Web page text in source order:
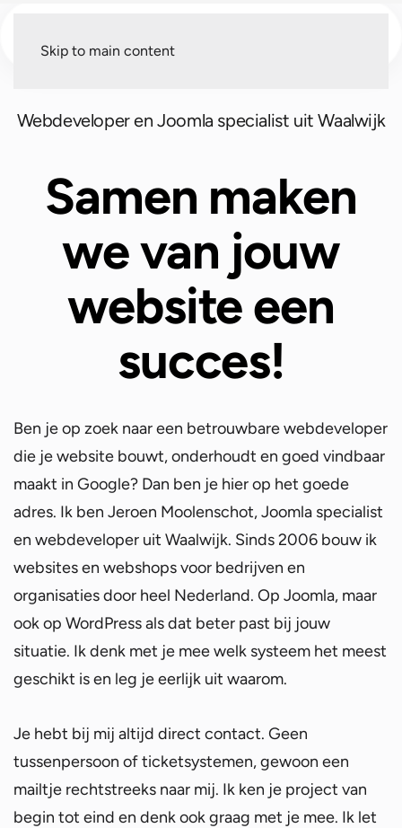
Skip to main content
Webdeveloper en Joomla specialist uit Waalwijk
Samen maken
we van jouw
website een
succes!
Ben je op zoek naar een betrouwbare webdeveloper
die je website bouwt, onderhoudt en goed vindbaar
maakt in Google? Dan ben je hier op het goede
adres. Ik ben Jeroen Moolenschot, Joomla specialist
en webdeveloper uit Waalwijk. Sinds 2006 bouw ik
websites en webshops voor bedrijven en
organisaties door heel Nederland. Op Joomla, maar
ook op WordPress als dat beter past bij jouw
situatie. Ik denk met je mee welk systeem het meest
geschikt is en leg je eerlijk uit waarom.
Je hebt bij mij altijd direct contact. Geen
tussenpersoon of ticketsystemen, gewoon een
mailtje rechtstreeks naar mij. Ik ken je project van
begin tot eind en denk ook graag met je mee. Ik let